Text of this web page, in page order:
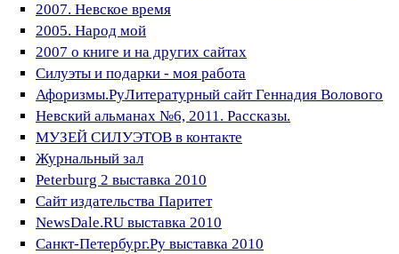
2007. Невское время
2005. Народ мой
2007 о книге и на других сайтах
Силуэты и подарки - моя работа
Афоризмы.РуЛитературный сайт Геннадия Волового
Невский альманах №6, 2011. Рассказы.
МУЗЕЙ СИЛУЭТОВ в контакте
Журнальный зал
Peterburg 2 выставка 2010
Сайт издательства Паритет
NewsDale.RU выставка 2010
Санкт-Петербург.Ру выставка 2010